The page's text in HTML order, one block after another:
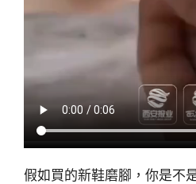
假如買的新鞋磨腳，你是不